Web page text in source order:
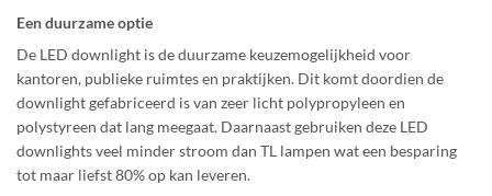
Een duurzame optie
De LED downlight is de duurzame keuzemogelijkheid voor
kantoren, publieke ruimtes en praktijken. Dit komt doordien de
downlight gefabriceerd is van zeer licht polypropyleen en
polystyreen dat lang meegaat. Daarnaast gebruiken deze LED
downlights veel minder stroom dan TL lampen wat een besparing
tot maar liefst 80% op kan leveren.